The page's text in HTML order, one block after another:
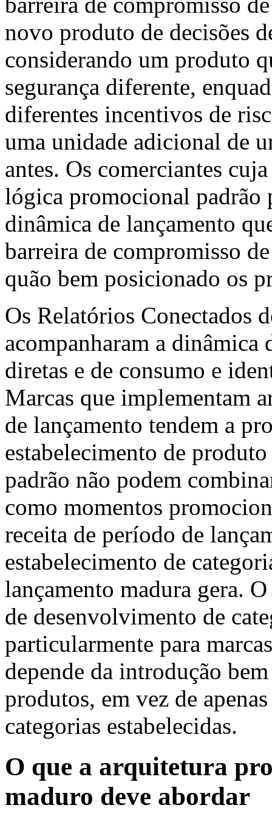
novo produto de decisões
considerando um produto
segurança diferente,
diferentes incentivos de
uma unidade adicional de
antes. Os comerciantes
lógica promocional padrão
dinâmica de lançamento
barreira de compromisso
quão bem posicionado os
Os Relatórios Conectados
acompanharam a dinâmica
diretas e de consumo e
Marcas que implementam
de lançamento tendem a
estabelecimento de
padrão não podem
como momentos
receita de período de
estabelecimento de
lançamento madura gera.
de desenvolvimento de
particularmente para
depende da introdução
produtos, em vez de
categorias estabelecidas.
O que a arquitetura
maduro deve abordar